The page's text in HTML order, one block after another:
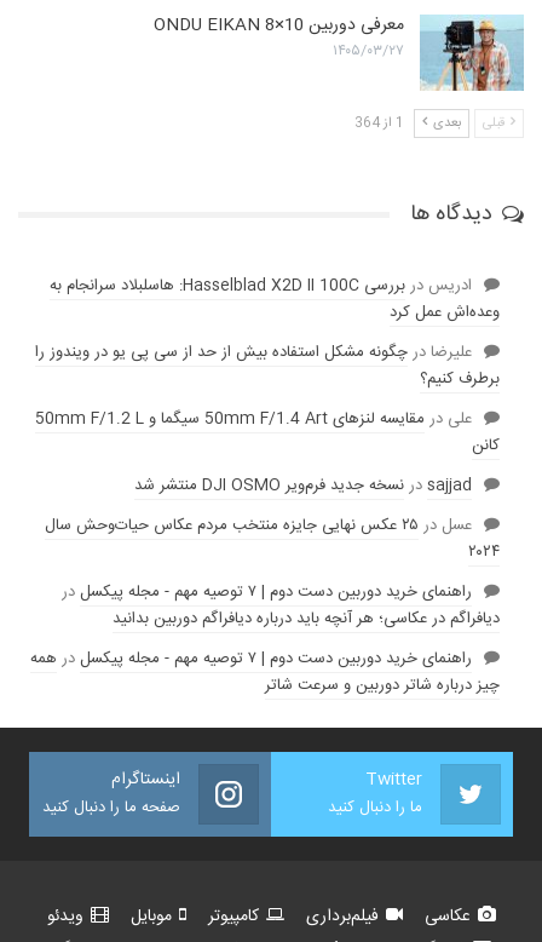
معرفی دوربین ONDU EIKAN 8×10
۱۴۰۵/۰۳/۲۷
قبلی بعدی 1 از 364
دیدگاه ها
ادریس در
بررسی Hasselblad X2D II 100C: هاسلبلاد سرانجام به
وعده‌‌اش عمل کرد
عليرضادرچگونه مشکل استفاده بیش از حد از سی پی یو در ویندوز را
برطرف کنیم؟
علی در
مقایسه لنز‌های 50mm F/1.4 Art سیگما و 50mm F/1.2 L
کانن
sajjadدرنسخه جدید فرم‌ویر DJI OSMO منتشر شد
عسل در
۲۵ عکس نهایی جایزه منتخب مردم عکاس حیات‌وحش سال
۲۰۲۴
راهنمای خرید دوربین دست دوم | ۷ توصیه مهم - مجله پیکسل
در
دیافراگم در عکاسی؛ هر آنچه باید درباره دیافراگم دوربین بدانید
راهنمای خرید دوربین دست دوم | ۷ توصیه مهم - مجله پیکسل
در همه
چیز درباره شاتر دوربین و سرعت شاتر
Twitter
ما را دنبال کنید
اینستاگرام
صفحه ما را دنبال کنید
عکاسی فیلم‌برداری کامپیوتر موبایل
ویدئو